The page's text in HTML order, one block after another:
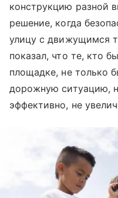
конструкцию разной
решение, когда
улицу с движущимся
показал, что те, кто
площадке, не только
дорожную ситуацию,
эффективно, не